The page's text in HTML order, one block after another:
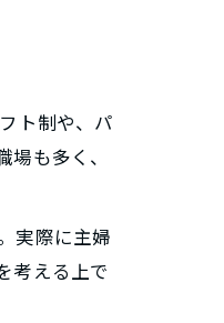
ト制や、パ
も多く、
実際に主婦
考える上で